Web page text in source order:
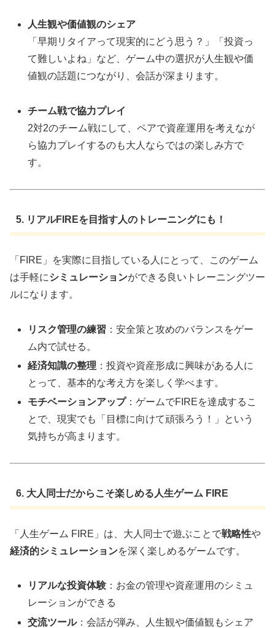
人生観や価値観のシェア
「早期リタイアって現実的にどう思う？」「投資っ
て難しいよね」など、ゲーム中の選択が人生観や価
値観の話題につながり、会話が深まります。
チーム戦で協力プレイ
2対2のチーム戦にして、ペアで資産運用を考えなが
ら協力プレイするのも大人ならではの楽しみ方で
す。
5. リアルFIREを目指す人のトレーニングにも！
「FIRE」を実際に目指している人にとって、このゲーム
は手軽にシミュレーションができる良いトレーニングツー
ルになります。
リスク管理の練習 ：安全策と攻めのバランスをゲー
ム内で試せる。
経済知識の整理 ：投資や資産形成に興味がある人に
とって、基本的な考え方を楽しく学べます。
モチベーションアップ：ゲームでFIREを達成するこ
とで、現実でも「目標に向けて頑張ろう！」という
気持ちが高まります。
6. 大人同士だからこそ楽しめる人生ゲーム FIRE
「人生ゲーム FIRE」は、大人同士で遊ぶことで戦略性や
経済的シミュレーションを深く楽しめるゲームです。
リアルな投資体験 ：お金の管理や資産運用のシミュ
レーションができる
交流ツール：会話が弾み、人生観や価値観もシェア